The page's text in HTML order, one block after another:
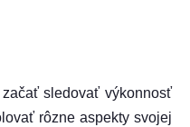
sledovať výkonnosť
rôzne aspekty svojej